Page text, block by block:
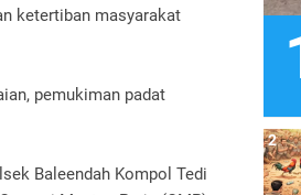
ketertiban masyarakat
pemukiman padat
Baleendah Kompol Tedi